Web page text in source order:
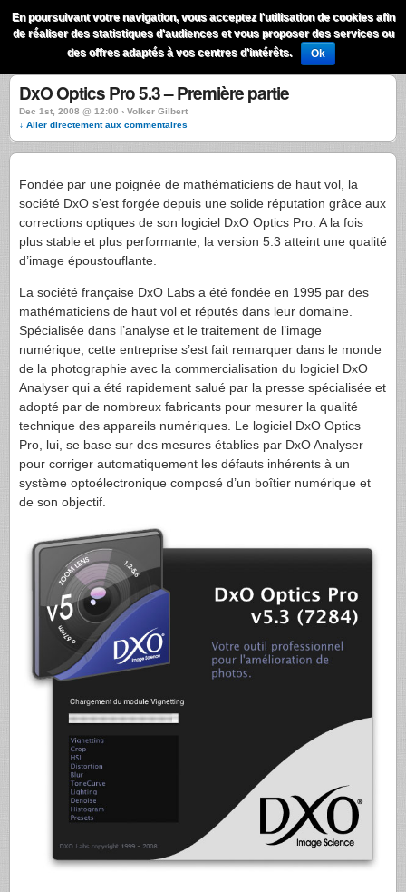
QuestionsPhoto Menu
DxO Optics Pro 5.3 – Première partie
Dec 1st, 2008 @ 12:00 › Volker Gilbert
↓ Aller directement aux commentaires
Fondée par une poignée de mathématiciens de haut vol, la
société DxO s’est forgée depuis une solide réputation grâce aux
corrections optiques de son logiciel DxO Optics Pro. A la fois
plus stable et plus performante, la version 5.3 atteint une qualité
d’image époustouflante.
La société française DxO Labs a été fondée en 1995 par des
mathématiciens de haut vol et réputés dans leur domaine.
Spécialisée dans l’analyse et le traitement de l’image
numérique, cette entreprise s’est fait remarquer dans le monde
de la photographie avec la commercialisation du logiciel DxO
Analyser qui a été rapidement salué par la presse spécialisée et
adopté par de nombreux fabricants pour mesurer la qualité
technique des appareils numériques. Le logiciel DxO Optics
Pro, lui, se base sur des mesures établies par DxO Analyser
pour corriger automatiquement les défauts inhérents à un
système optoélectronique composé d’un boîtier numérique et
de son objectif.
En poursuivant votre navigation, vous acceptez l'utilisation de cookies afin
de réaliser des statistiques d'audiences et vous proposer des services ou
des offres adaptés à vos centres d'intérêts.
Ok